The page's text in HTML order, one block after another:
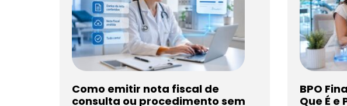
Como emitir nota fiscal de
consulta ou procedimento sem
BPO
Que É e